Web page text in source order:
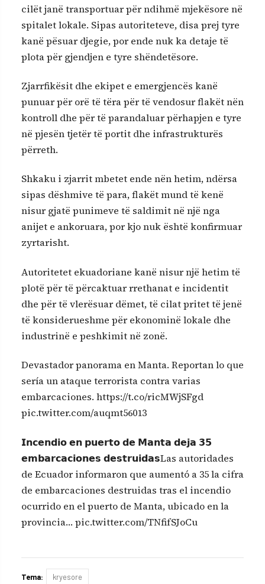
cilët janë transportuar për ndihmë mjekësore në
spitalet lokale. Sipas autoriteteve, disa prej tyre
kanë pësuar djegie, por ende nuk ka detaje të
plota për gjendjen e tyre shëndetësore.
Zjarrfikësit dhe ekipet e emergjencës kanë
punuar për orë të tëra për të vendosur flakët nën
kontroll dhe për të parandaluar përhapjen e tyre
në pjesën tjetër të portit dhe infrastrukturës
përreth.
Shkaku i zjarrit mbetet ende nën hetim, ndërsa
sipas dëshmive të para, flakët mund të kenë
nisur gjatë punimeve të saldimit në një nga
anijet e ankoruara, por kjo nuk është konfirmuar
zyrtarisht.
Autoritetet ekuadoriane kanë nisur një hetim të
plotë për të përcaktuar rrethanat e incidentit
dhe për të vlerësuar dëmet, të cilat pritet të jenë
të konsiderueshme për ekonominë lokale dhe
industrinë e peshkimit në zonë.
Devastador panorama en Manta. Reportan lo que
sería un ataque terrorista contra varias
embarcaciones. https://t.co/ricMWjSFgd
pic.twitter.com/auqmt56013
𝗜𝗻𝗰𝗲𝗻𝗱𝗶𝗼 𝗲𝗻 𝗽𝘂𝗲𝗿𝘁𝗼 𝗱𝗲 𝗠𝗮𝗻𝘁𝗮 𝗱𝗲𝗷𝗮 𝟯𝟱
𝗲𝗺𝗯𝗮𝗿𝗰𝗮𝗰𝗶𝗼𝗻𝗲𝘀 𝗱𝗲𝘀𝘁𝗿𝘂𝗶𝗱𝗮𝘀Las autoridades
de Ecuador informaron que aumentó a 35 la cifra
de embarcaciones destruidas tras el incendio
ocurrido en el puerto de Manta, ubicado en la
provincia… pic.twitter.com/TNfifSJoCu
Tema: kryesore